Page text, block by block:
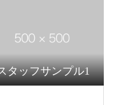
タッフサンプル1